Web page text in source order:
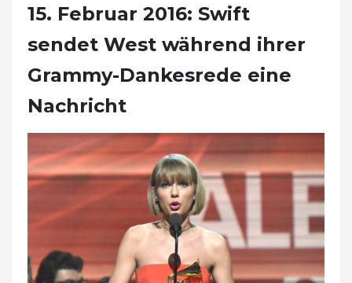
15. Februar 2016: Swift
sendet West während ihrer
Grammy-Dankesrede eine
Nachricht